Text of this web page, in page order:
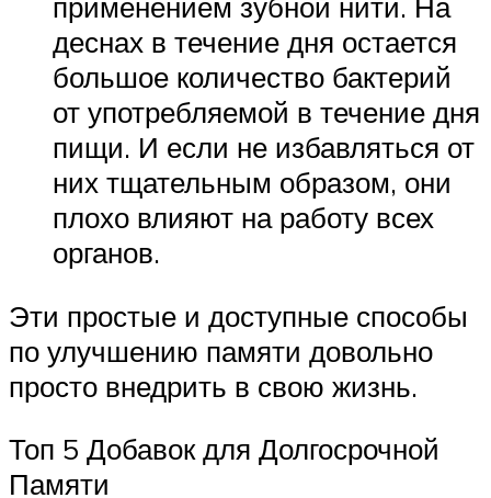
деснах в течение дня остается
большое количество бактерий
от употребляемой в течение дня
пищи. И если не избавляться от
них тщательным образом, они
плохо влияют на работу всех
органов.
Эти простые и доступные способы
по улучшению памяти довольно
просто внедрить в свою жизнь.
Топ 5 Добавок для Долгосрочной
Памяти